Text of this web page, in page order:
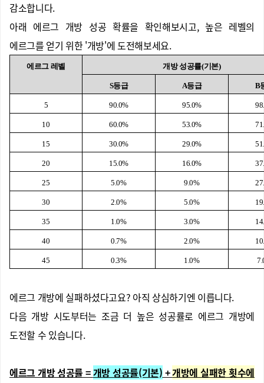
감소합니다.
아래 에르그 개방 성공 확률을 확인해보시고, 높은 레벨의
에르그를 얻기 위한 '개방'에 도전해보세요.
에르그 레벨 개방 성공률(기본)
S등급 A등급 B
5 90.0% 95.0%
10 60.0% 53.0%
15 30.0% 29.0%
20 15.0% 16.0%
25 5.0% 9.0%
30 2.0% 5.0%
35 1.0% 3.0%
40 0.7% 2.0%
45 0.3% 1.0%
에르그 개방에 실패하셨다고요? 아직 상심하기엔 이릅니다.
다음 개방 시도부터는 조금 더 높은 성공률로 에르그 개방에
도전할 수 있습니다.
에르그 개방 성공률 =개방 성공률(기본) +개방에 실패한 횟수에